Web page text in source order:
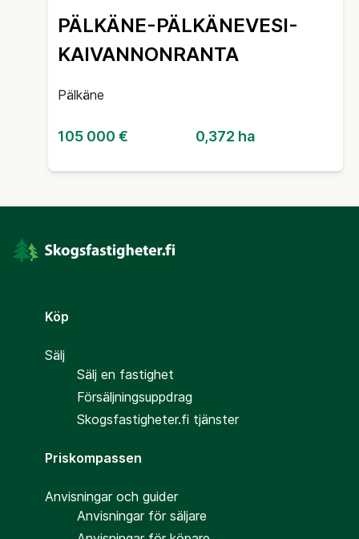
PÄLKÄNE-PÄLKÄNEVESI-
KAIVANNONRANTA
Pälkäne
105 000 € 0,372 ha
Köp
Sälj
Sälj en fastighet
Försäljningsuppdrag
Skogsfastigheter.fi tjänster
Priskompassen
Anvisningar och guider
Anvisningar för säljare